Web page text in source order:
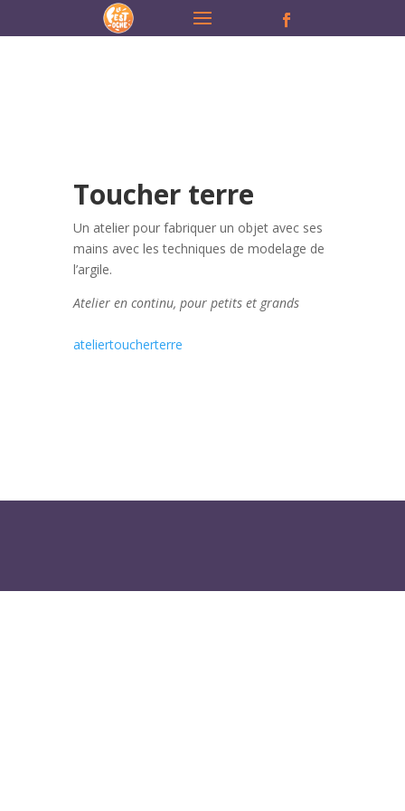
Toucher terre
Un atelier pour fabriquer un objet avec ses
mains avec les techniques de modelage de
l’argile.
Atelier en continu, pour petits et grands
ateliertoucherterre